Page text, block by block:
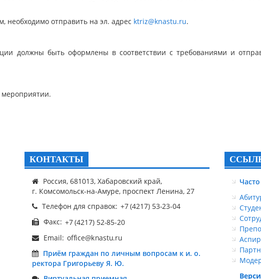
необходимо отправить на эл. адрес ktriz@knastu.ru.
должны быть оформлены в соответствии с требованиями и
КОНТАКТЫ
Россия, 681013, Хабаровский край,
г. Комсомольск-на-Амуре, проспект Ленина, 27
Телефон для справок:
Факс:
Email:
Приём граждан по личным вопросам к и. о.
ректора Григорьеву Я. Ю.